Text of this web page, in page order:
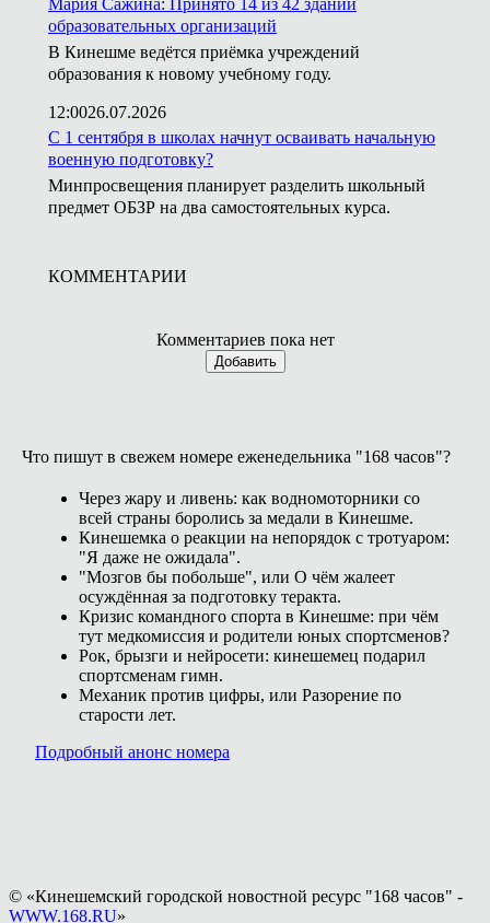
Мария Сажина: Принято 14 из 42 зданий
образовательных организаций
В Кинешме ведётся приёмка учреждений
образования к новому учебному году.
12:0026.07.2026
С 1 сентября в школах начнут осваивать начальную
военную подготовку?
Минпросвещения планирует разделить школьный
предмет ОБЗР на два самостоятельных курса.
КОММЕНТАРИИ
Комментариев пока нет
Добавить
Что пишут в свежем номере еженедельника "168 часов"?
Через жару и ливень: как водномоторники со
всей страны боролись за медали в Кинешме.
Кинешемка о реакции на непорядок с тротуаром:
"Я даже не ожидала".
"Мозгов бы побольше", или О чём жалеет
осуждённая за подготовку теракта.
Кризис командного спорта в Кинешме: при чём
тут медкомиссия и родители юных спортсменов?
Рок, брызги и нейросети: кинешемец подарил
спортсменам гимн.
Механик против цифры, или Разорение по
старости лет.
Подробный анонс номера
© «Кинешемский городской новостной ресурс "168 часов" -
WWW.168.RU»